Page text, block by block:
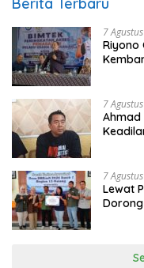
Berita Terbaru
7
Riyono
7
Ahmad
7
Lewat